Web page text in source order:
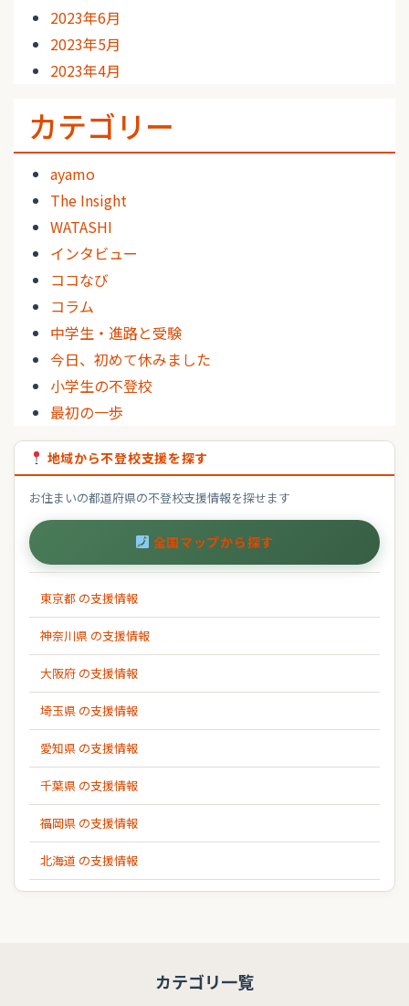
2023年6月
2023年5月
2023年4月
カテゴリー
ayamo
The Insight
WATASHI
インタビュー
ココなび
コラム
中学生・進路と受験
今日、初めて休みました
小学生の不登校
最初の一歩
地域から不登校支援を探す
お住まいの都道府県の不登校支援情報を探せます
全国マップから探す
東京都 の支援情報
神奈川県 の支援情報
大阪府 の支援情報
埼玉県 の支援情報
愛知県 の支援情報
千葉県 の支援情報
福岡県 の支援情報
北海道 の支援情報
カテゴリ一覧